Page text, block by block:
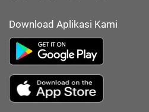
Download Aplikasi Kami